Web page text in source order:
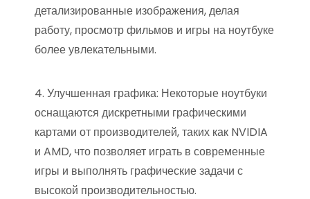
детализированные изображения, делая
работу, просмотр фильмов и игры на ноутбуке
более увлекательными.
4. Улучшенная графика: Некоторые ноутбуки
оснащаются дискретными графическими
картами от производителей, таких как NVIDIA
и AMD, что позволяет играть в современные
игры и выполнять графические задачи с
высокой производительностью.